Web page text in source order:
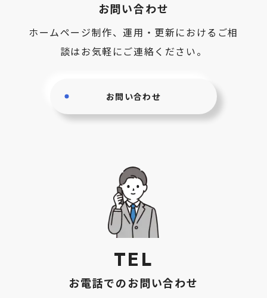
お問い合わせ
ホームページ制作、運用・更新におけるご相
談はお気軽にご連絡ください。
お問い合わせ
TEL
お電話でのお問い合わせ